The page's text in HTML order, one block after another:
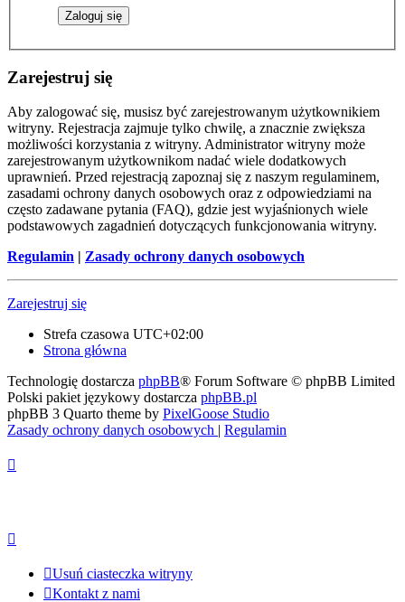
Zarejestruj się
Aby zalogować się, musisz być zarejestrowanym użytkownikiem
witryny. Rejestracja zajmuje tylko chwilę, a znacznie zwiększa
możliwości korzystania z witryny. Administrator witryny może
zarejestrowanym użytkownikom nadać wiele dodatkowych
uprawnień. Przed rejestracją zapoznaj się z naszym regulaminem,
zasadami ochrony danych osobowych oraz z odpowiedziami na
często zadawane pytania (FAQ), gdzie jest wyjaśnionych wiele
podstawowych zagadnień dotyczących funkcjonowania witryny.
Regulamin | Zasady ochrony danych osobowych
Zarejestruj się
Strefa czasowa UTC+02:00
Strona główna
Technologię dostarcza phpBB® Forum Software © phpBB Limited
Polski pakiet językowy dostarcza phpBB.pl
phpBB 3 Quarto theme by PixelGoose Studio
Zasady ochrony danych osobowych | Regulamin
Usuń ciasteczka witryny
Kontakt z nami